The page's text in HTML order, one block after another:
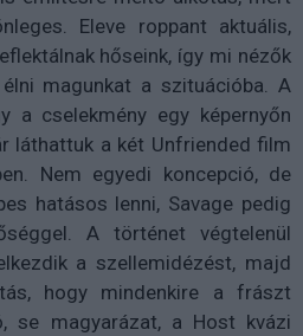
Eleve roppant aktuális,
hőseink, így mi nézők
magunkat a szituációba. A
a cselekmény egy képernyőn
láthattuk a két Unfriended film
Nem egyedi koncepció, de
hatásos lenni, Savage pedig
A történet végtelenül
a szellemidézést, majd
hogy mindenkire a frászt
se magyarázat, a Host kvázi